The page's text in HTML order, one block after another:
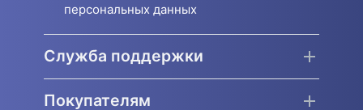
персональных данных
Служба поддержки
Покупателям